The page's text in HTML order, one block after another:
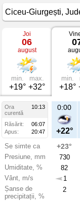
Vremea
Ciceu-
Giurgești
mâine
Județul
Bistrița-
Năsăud
Joi
06
august
min.
+19°
max.
+32°
min.
+18°
Ora
10:13
curentă
Răsărit:
06:07
Apus:
20:47
Se simte ca
Presiune, mm
Umiditate, %
Vânt, m/s
Șanse de
precipitații, %
21:00
+27°
+28°
730
59
1
10
Vi
aug
0:00
+22°
+23°
730
82
1
2